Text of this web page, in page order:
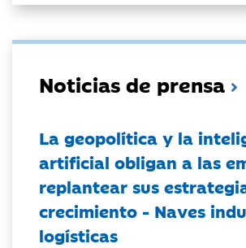
Noticias de prensa
La geopolítica y la
artificial obligan a las
replantear sus
crecimiento - Naves
logísticas